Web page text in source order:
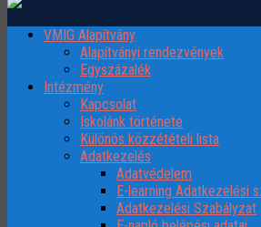
VMIG Alapítvány
Alapítványi rendezvények
Egyszázalék
Intézmény
Kapcsolat
Iskolánk története
Különös közzétételi lista
Adatkezelés
Adatvédelem
E-learning Adatkezelési
Adatkezelési Szabályzat